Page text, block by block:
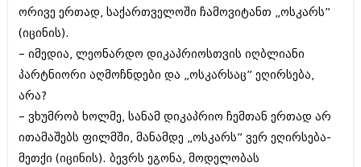
ორივე ერთად, საქართველოში ჩამოვიტანთ „ოსკარს”
(იცინის).
– იმედია, ლეონარდო დიკაპრიოსთვის იღბლიანი
პარტნიორი აღმოჩნდები და „ოსკარსაც” ეღირსება,
არა?
– ვხუმრობ ხოლმე, სანამ დიკაპრიო ჩემთან ერთად არ
ითამაშებს ფილმში, მანამდე „ოსკარს” ვერ ეღირსება-
მეთქი (იცინის). ბევრს ეგონა, მოდელობას